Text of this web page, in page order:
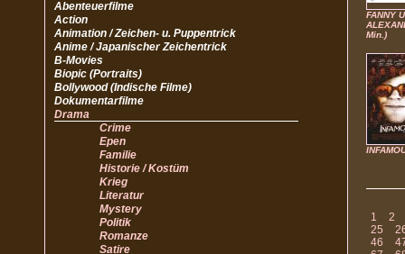
Abenteuerfilme
Action
Animation / Zeichen- u. Puppentrick
Anime / Japanischer Zeichentrick
B-Movies
Biopic (Portraits)
Bollywood (Indische Filme)
Dokumentarfilme
Drama
Crime
Epen
Familie
Historie / Kostüm
Krieg
Literatur
Mystery
Politik
Romanze
Satire
FANNY
Min.)
1
2
25
46